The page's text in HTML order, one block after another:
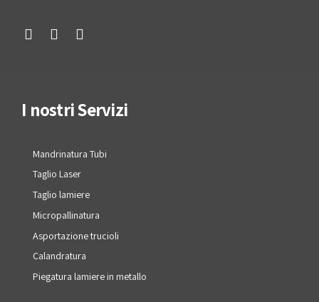
I nostri Servizi
Mandrinatura Tubi
Taglio Laser
Taglio lamiere
Micropallinatura
Asportazione trucioli
Calandratura
Piegatura lamiere in metallo